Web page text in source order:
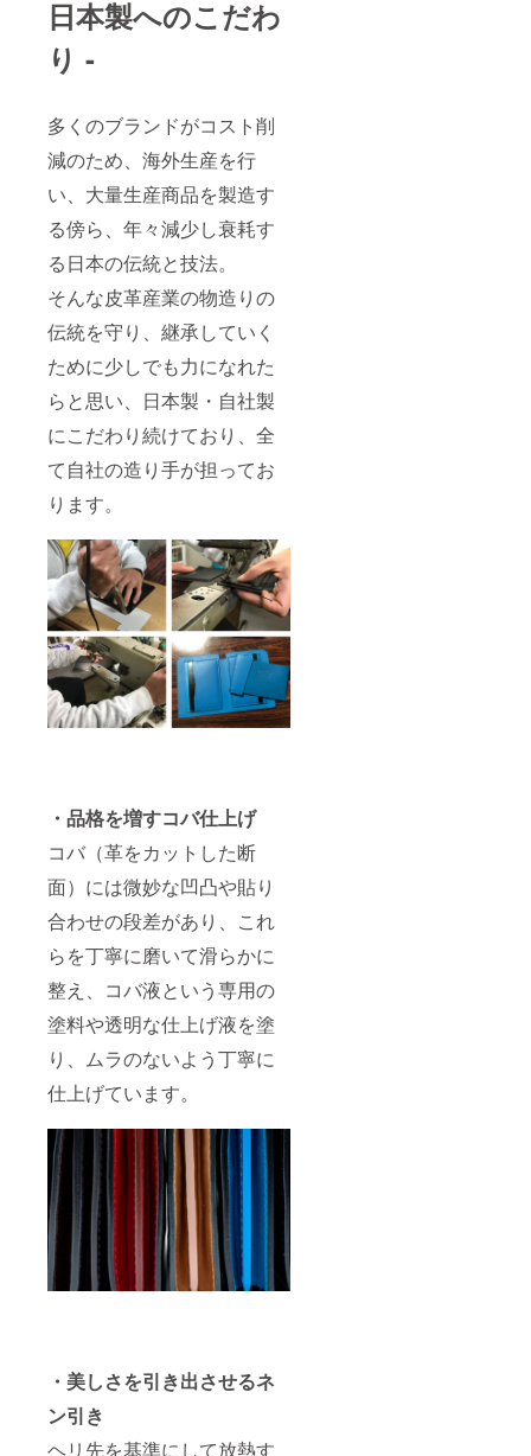
日本製へのこだわ
り -
多くのブランドがコスト削
減のため、海外生産を行
い、大量生産商品を製造す
る傍ら、年々減少し衰耗す
る日本の伝統と技法。
そんな皮革産業の物造りの
伝統を守り、継承していく
ために少しでも力になれた
らと思い、日本製・自社製
にこだわり続けており、全
て自社の造り手が担ってお
ります。
・品格を増すコバ仕上げ
コバ（革をカットした断
面）には微妙な凹凸や貼り
合わせの段差があり、これ
らを丁寧に磨いて滑らかに
整え、コバ液という専用の
塗料や透明な仕上げ液を塗
り、ムラのないよう丁寧に
仕上げています。
・美しさを引き出させるネ
ン引き
ヘリ先を基準にして放熱す